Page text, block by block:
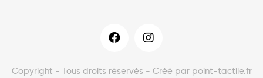
Copyright - Tous droits réservés - Créé par point-tactile.fr